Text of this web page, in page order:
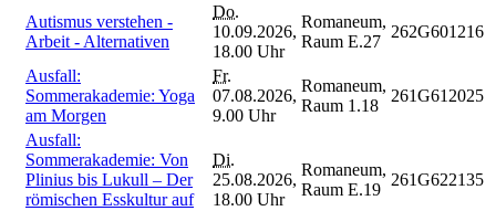
Autismus verstehen -
Arbeit - Alternativen
Do.
10.09.2026,
18.00 Uhr
Romaneum,
Raum E.27
262G601216
Ausfall:
Sommerakademie: Yoga
am Morgen
Fr.
07.08.2026,
9.00 Uhr
Romaneum,
Raum 1.18
261G612025
Ausfall:
Sommerakademie: Von
Plinius bis Lukull – Der
römischen Esskultur auf
Di.
25.08.2026,
18.00 Uhr
Romaneum,
Raum E.19
261G622135